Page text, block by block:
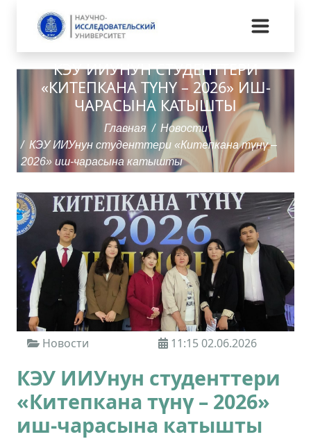
КЭУ ИИУНУН СТУДЕНТТЕРИ
«КИТЕПКАНА ТҮНҮ – 2026» ИШ-
ЧАРАСЫНА КАТЫШТЫ
Главная
Новости
КЭУ ИИУнун студенттери «Китепкана түнү –
2026» иш-чарасына катышты
Новости 11:15 02.06.2026
КЭУ ИИУнун студенттери
«Китепкана түнү – 2026»
иш-чарасына катышты